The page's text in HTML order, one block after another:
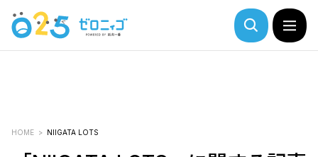
HOME NIIGATA LOTS